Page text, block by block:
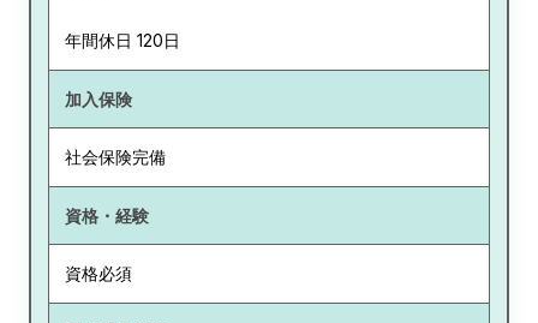
年間休日 120日
加入保険
社会保険完備
資格・経験
資格必須